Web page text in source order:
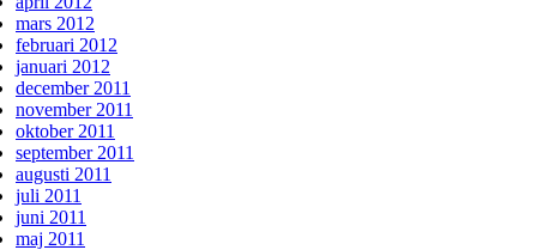
mars 2012
februari 2012
januari 2012
december 2011
november 2011
oktober 2011
september 2011
augusti 2011
juli 2011
juni 2011
maj 2011